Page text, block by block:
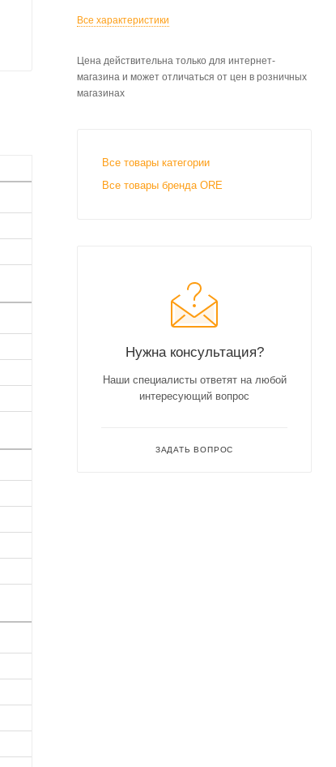
Все характеристики
Цена действительна только для интернет-
магазина и может отличаться от цен в розничных
магазинах
Все товары категории
Все товары бренда ORE
Нужна консультация?
Наши специалисты ответят на любой
интересующий вопрос
ЗАДАТЬ ВОПРОС